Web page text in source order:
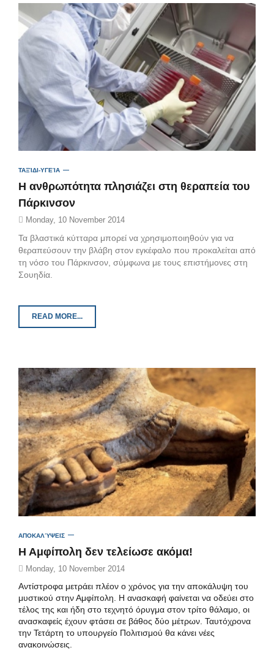
ΤΑΞΊΔΙ-ΥΓΕΊΑ
Η ανθρωπότητα πλησιάζει στη θεραπεία του
Πάρκινσον
Monday, 10 November 2014
Τα βλαστικά κύτταρα μπορεί να χρησιμοποιηθoύν για να
θεραπεύσουν την βλάβη στον εγκέφαλο που προκαλείται από
τη νόσο του Πάρκινσον, σύμφωνα με τους επιστήμονες στη
Σουηδία.
READ MORE...
ΑΠΟΚΑΛΎΨΕΙΣ
H Aμφίπολη δεν τελείωσε ακόμα!
Monday, 10 November 2014
Αντίστροφα μετράει πλέον ο χρόνος για την αποκάλυψη του
μυστικού στην Αμφίπολη. Η ανασκαφή φαίνεται να οδεύει στο
τέλος της και ήδη στο τεχνητό όρυγμα στον τρίτο θάλαμο, οι
ανασκαφείς έχουν φτάσει σε βάθος δύο μέτρων. Ταυτόχρονα
την Τετάρτη το υπουργείο Πολιτισμού θα κάνει νέες
ανακοινώσεις.